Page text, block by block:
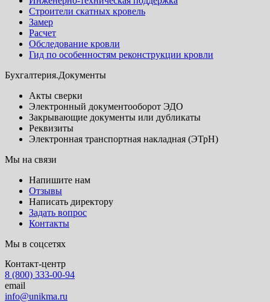
Строители скатных кровель
Замер
Расчет
Обследование кровли
Гид по особенностям реконструкции кровли
Бухгалтерия.Документы
Акты сверки
Электронный документооборот ЭДО
Закрывающие документы или дубликаты
Реквизиты
Электронная транспортная накладная (ЭТрН)
Мы на связи
Напишите нам
Отзывы
Написать директору
Задать вопрос
Контакты
Мы в соцсетях
Контакт-центр
8 (800) 333-00-94
email
info@unikma.ru